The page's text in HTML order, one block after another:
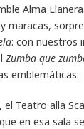
Alma
maracas,
: con nuestros
Zumba que
emblemáticas.
Teatro alla
en esa sala